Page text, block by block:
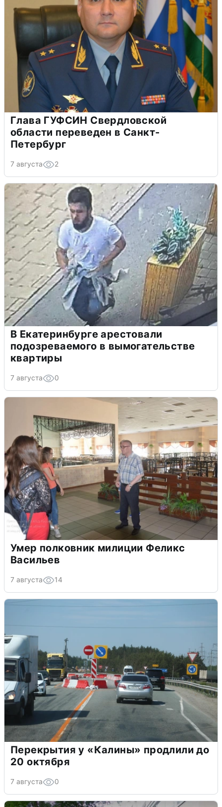
Глава ГУФСИН Свердловской
области переведен в Санкт-
Петербург
7 августа 2
В Екатеринбурге арестовали
подозреваемого в вымогательстве
квартиры
7 августа 0
Умер полковник милиции Феликс
Васильев
7 августа 14
Перекрытия у «Калины» продлили до
20 октября
7 августа 0